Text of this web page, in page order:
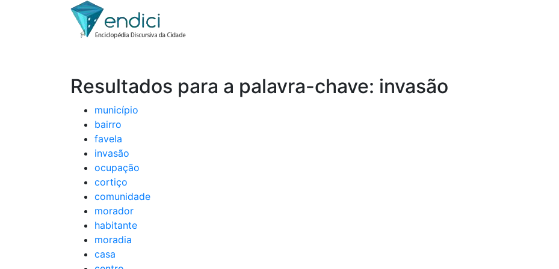
Resultados para a palavra-chave: invasão
município
bairro
favela
invasão
ocupação
cortiço
comunidade
morador
habitante
moradia
casa